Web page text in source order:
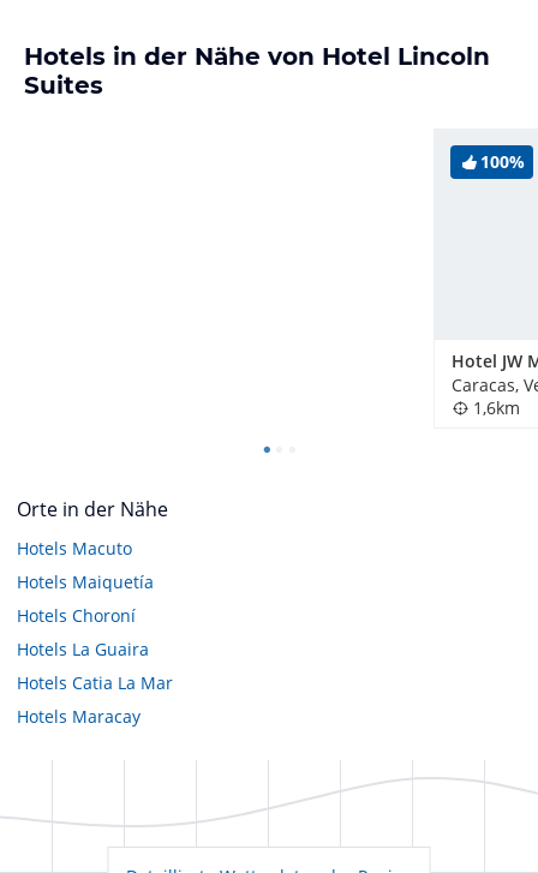
Hotels in der Nähe von Hotel Lincoln
Suites
100%
Caracas,
1,6km
Orte in der Nähe
Hotels Macuto
Hotels Maiquetía
Hotels Choroní
Hotels La Guaira
Hotels Catia La Mar
Hotels Maracay